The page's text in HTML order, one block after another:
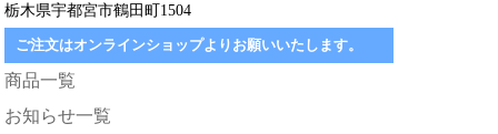
栃木県宇都宮市鶴田町1504
ご注文はオンラインショップよりお願いいたします。
商品一覧
お知らせ一覧